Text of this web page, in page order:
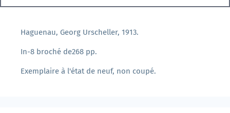
Haguenau, Georg Urscheller, 1913.
In-8 broché de268 pp.
Exemplaire à l'état de neuf, non coupé.